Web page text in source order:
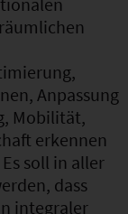
Anpassung
Mobilität,
erkennen
soll in aller
dass
integraler